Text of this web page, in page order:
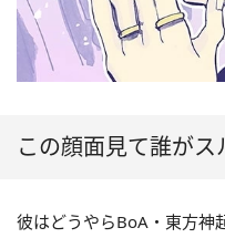
この顔面見て誰がス
彼はどうやらBoA・東方神